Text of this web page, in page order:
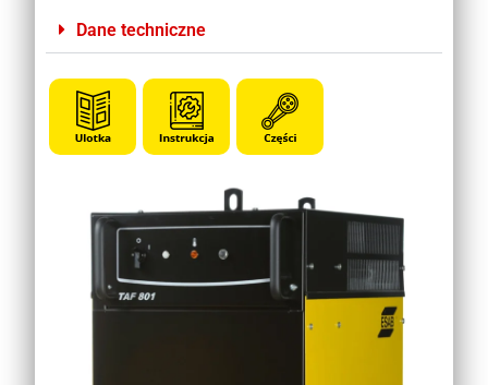
Dane techniczne